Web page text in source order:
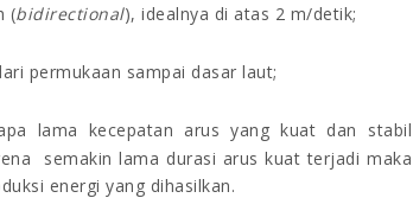
(bidirectional), idealnya di atas 2 m/detik;
permukaan sampai dasar laut;
lama kecepatan arus yang kuat dan stabil
semakin lama durasi arus kuat terjadi maka
energi yang dihasilkan.